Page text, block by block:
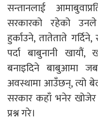
सन्तानलाई
सरकारको रहेको उनले
हुर्काउने, तातेताते
पर्दा बाबुनानी
बनाइदिने बाबुआमा
अवस्थामा आउँछन्, त्यो
सरकार कहाँ भनेर खोजेर
प्रश्न गरे।